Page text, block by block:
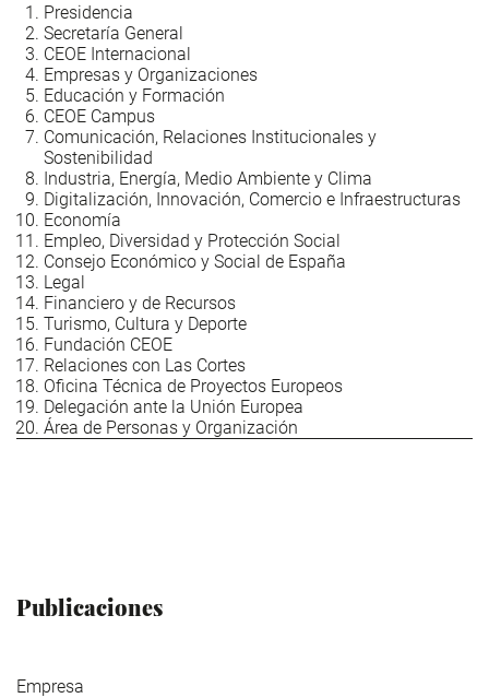
Presidencia
Secretaría General
CEOE Internacional
Empresas y Organizaciones
Educación y Formación
CEOE Campus
Comunicación, Relaciones Institucionales y
Sostenibilidad
Industria, Energía, Medio Ambiente y Clima
Digitalización, Innovación, Comercio e Infraestructuras
Economía
Empleo, Diversidad y Protección Social
Consejo Económico y Social de España
Legal
Financiero y de Recursos
Turismo, Cultura y Deporte
Fundación CEOE
Relaciones con Las Cortes
Oficina Técnica de Proyectos Europeos
Delegación ante la Unión Europea
Área de Personas y Organización
Publicaciones
Empresa